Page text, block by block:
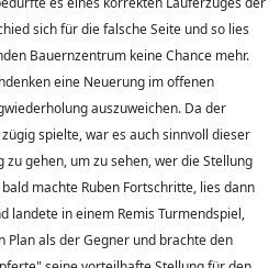
sich für die falsche Seite und so lies
Bauernzentrum keine Chance mehr.
eine Neuerung im offenen
auszuweichen. Da der
spielte, war es auch sinnvoll dieser
gehen, um zu sehen, wer die Stellung
machte Ruben Fortschritte, lies dann
landete in einem Remis Turmendspiel,
als der Gegner und brachte den